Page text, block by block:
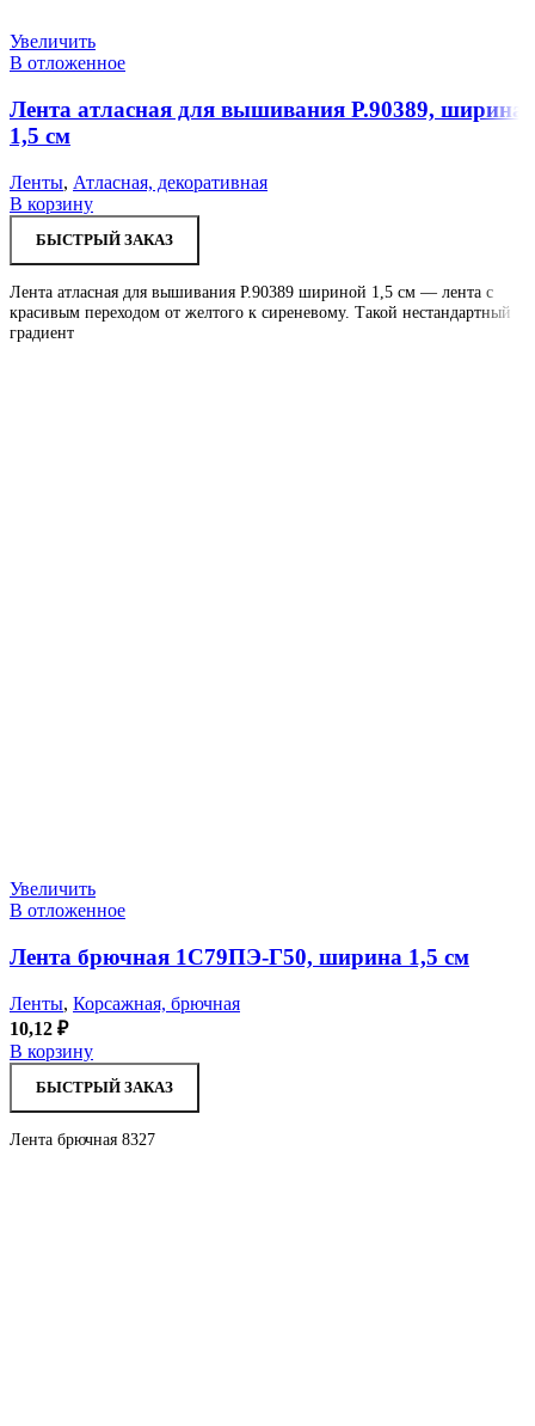
Увеличить
В отложенное
Лента атласная для вышивания Р.90389, ширина
1,5 см
Ленты, Атласная, декоративная
В корзину
БЫСТРЫЙ ЗАКАЗ
Лента атласная для вышивания Р.90389 шириной 1,5 см — лента с
красивым переходом от желтого к сиреневому. Такой нестандартный
градиент
Увеличить
В отложенное
Лента брючная 1С79ПЭ-Г50, ширина 1,5 см
Ленты, Корсажная, брючная
10,12 ₽
В корзину
БЫСТРЫЙ ЗАКАЗ
Лента брючная 8327